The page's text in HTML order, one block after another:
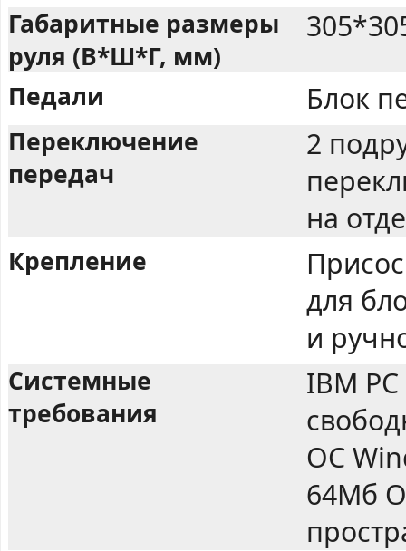
Габаритные размеры
руля (В*Ш*Г, мм)
Педали Блок
Переключение
передач
2
на
Крепление
для
и
Системные
требования
IBM
ОС
64Мб